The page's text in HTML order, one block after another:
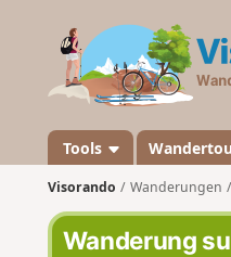
Tools
Visorando Wanderungen
Wanderung